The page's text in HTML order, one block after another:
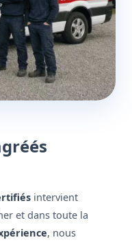
intervient
et dans toute la
, nous